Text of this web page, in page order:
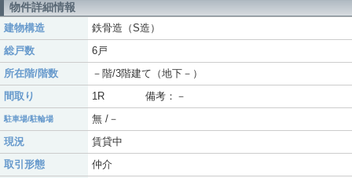
物件詳細情報
建物構造
鉄骨造（S造）
総戸数
6戸
所在階/階数
－階/3階建て（地下－）
間取り
1R 備考：－
駐車場/駐輪場
無 /－
現況
賃貸中
取引形態
仲介